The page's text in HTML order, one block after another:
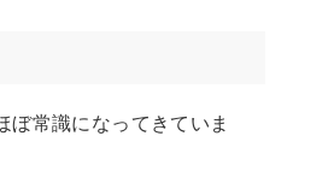
常識になってきていま